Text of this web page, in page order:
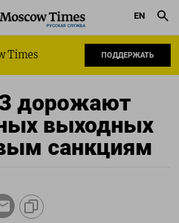
РУССКАЯ СЛУЖБА
EN
Times ПОДДЕРЖАТЬ
дорожают
выходных
санкциям